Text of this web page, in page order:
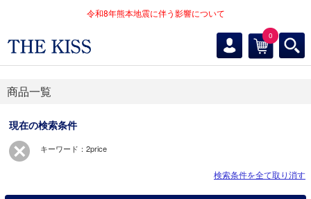
令和8年熊本地震に伴う影響について
0
商品一覧
現在の検索条件
キーワード：2price
検索条件を全て取り消す